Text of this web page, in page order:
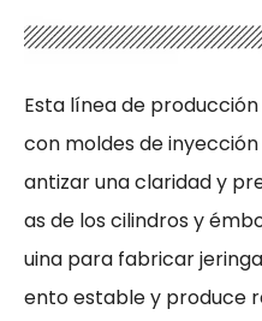
Esta línea de
con moldes de
antizar una claridad y
as de los cilindros y
uina para fabricar
ento estable y produce